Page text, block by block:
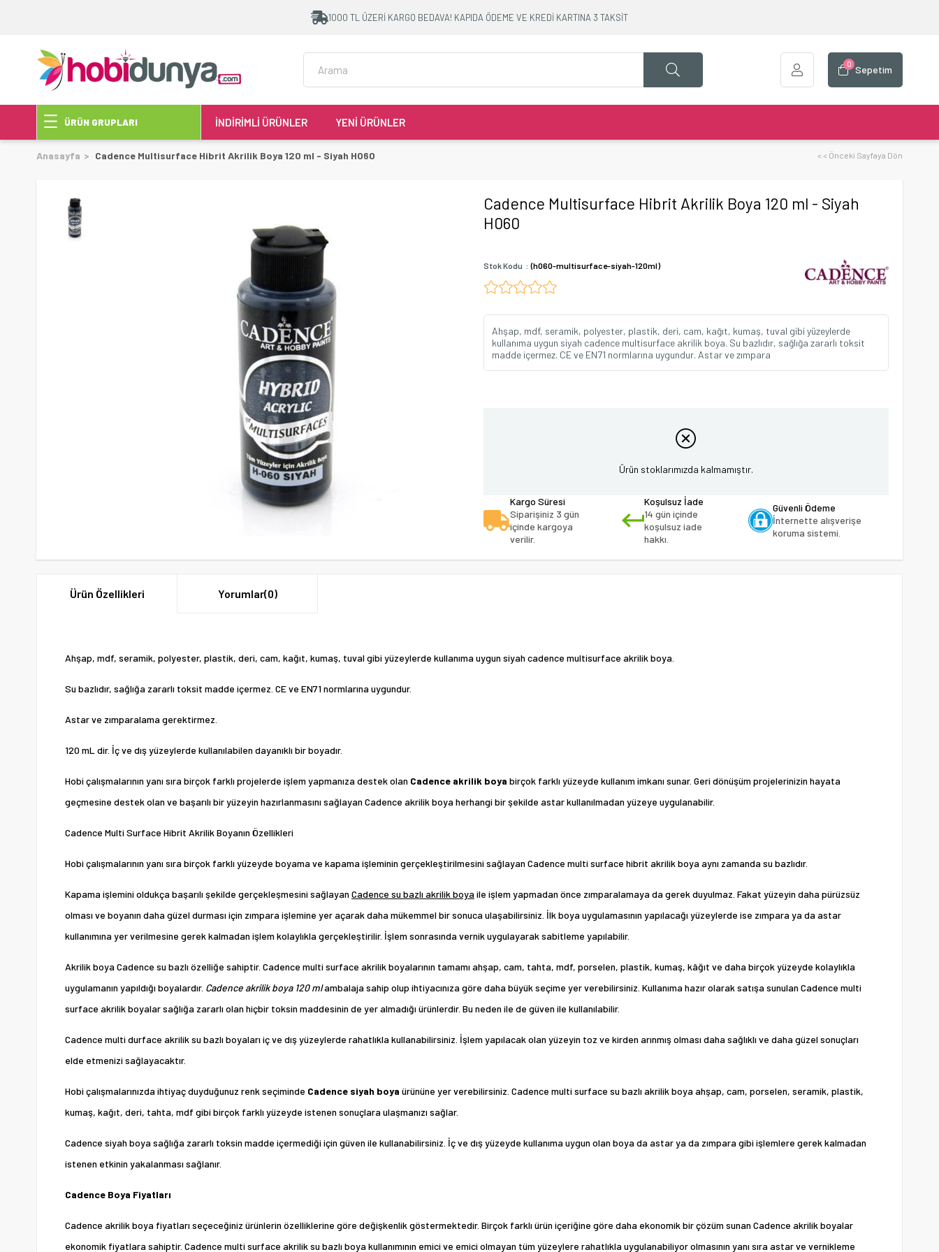
1000 TL ÜZERİ KARGO BEDAVA! KAPIDA ÖDEME VE KREDİ KARTINA 3 TAKSİT
Sepetim
0
ÜRÜN GRUPLARI İNDİRİMLİ ÜRÜNLER YENİ ÜRÜNLER
Anasayfa Cadence Multisurface Hibrit Akrilik Boya 120 ml - Siyah H060 < < Önceki Sayfaya Dön
Cadence Multisurface Hibrit Akrilik Boya 120 ml - Siyah
H060
Stok Kodu (h060-multisurface-siyah-120ml)
Ahşap, mdf, seramik, polyester, plastik, deri, cam, kağıt, kumaş, tuval gibi yüzeylerde
kullanıma uygun siyah cadence multisurface akrilik boya. Su bazlıdır, sağlığa zararlı toksit
madde içermez. CE ve EN71 normlarına uygundur. Astar ve zımpara
Ürün stoklarımızda kalmamıştır.
Kargo Süresi
Siparişiniz 3 gün
içinde kargoya
verilir.
Koşulsuz İade
14 gün içinde
koşulsuz iade
hakkı.
Güvenli Ödeme
İnternette alışverişe
koruma sistemi.
Ürün Özellikleri Yorumlar(0)
Ahşap, mdf, seramik, polyester, plastik, deri, cam, kağıt, kumaş, tuval gibi yüzeylerde kullanıma uygun siyah cadence multisurface akrilik boya.
Su bazlıdır, sağlığa zararlı toksit madde içermez. CE ve EN71 normlarına uygundur.
Astar ve zımparalama gerektirmez.
120 mL dir. İç ve dış yüzeylerde kullanılabilen dayanıklı bir boyadır.
Hobi çalışmalarının yanı sıra birçok farklı projelerde işlem yapmanıza destek olan Cadence akrilik boya birçok farklı yüzeyde kullanım imkanı sunar. Geri dönüşüm projelerinizin hayata
geçmesine destek olan ve başarılı bir yüzeyin hazırlanmasını sağlayan Cadence akrilik boya herhangi bir şekilde astar kullanılmadan yüzeye uygulanabilir.
Cadence Multi Surface Hibrit Akrilik Boyanın Özellikleri
Hobi çalışmalarının yanı sıra birçok farklı yüzeyde boyama ve kapama işleminin gerçekleştirilmesini sağlayan Cadence multi surface hibrit akrilik boya aynı zamanda su bazlıdır.
Kapama işlemini oldukça başarılı şekilde gerçekleşmesini sağlayan Cadence su bazlı akrilik boya ile işlem yapmadan önce zımparalamaya da gerek duyulmaz. Fakat yüzeyin daha pürüzsüz
olması ve boyanın daha güzel durması için zımpara işlemine yer açarak daha mükemmel bir sonuca ulaşabilirsiniz. İlk boya uygulamasının yapılacağı yüzeylerde ise zımpara ya da astar
kullanımına yer verilmesine gerek kalmadan işlem kolaylıkla gerçekleştirilir. İşlem sonrasında vernik uygulayarak sabitleme yapılabilir.
Akrilik boya Cadence su bazlı özelliğe sahiptir. Cadence multi surface akrilik boyalarının tamamı ahşap, cam, tahta, mdf, porselen, plastik, kumaş, kâğıt ve daha birçok yüzeyde kolaylıkla
uygulamanın yapıldığı boyalardır. Cadence akrilik boya 120 mlambalaja sahip olup ihtiyacınıza göre daha büyük seçime yer verebilirsiniz. Kullanıma hazır olarak satışa sunulan Cadence multi
surface akrilik boyalar sağlığa zararlı olan hiçbir toksin maddesinin de yer almadığı ürünlerdir. Bu neden ile de güven ile kullanılabilir.
Cadence multi durface akrilik su bazlı boyaları iç ve dış yüzeylerde rahatlıkla kullanabilirsiniz. İşlem yapılacak olan yüzeyin toz ve kirden arınmış olması daha sağlıklı ve daha güzel sonuçları
elde etmenizi sağlayacaktır.
Hobi çalışmalarınızda ihtiyaç duyduğunuz renk seçiminde Cadence siyah boya ürününe yer verebilirsiniz. Cadence multi surface su bazlı akrilik boya ahşap, cam, porselen, seramik, plastik,
kumaş, kağıt, deri, tahta, mdf gibi birçok farklı yüzeyde istenen sonuçlara ulaşmanızı sağlar.
Cadence siyah boya sağlığa zararlı toksin madde içermediği için güven ile kullanabilirsiniz. İç ve dış yüzeyde kullanıma uygun olan boya da astar ya da zımpara gibi işlemlere gerek kalmadan
istenen etkinin yakalanması sağlanır.
Cadence Boya Fiyatları
Cadence akrilik boya fiyatları seçeceğiniz ürünlerin özelliklerine göre değişkenlik göstermektedir. Birçok farklı ürün içeriğine göre daha ekonomik bir çözüm sunan Cadence akrilik boyalar
ekonomik fiyatlara sahiptir. Cadence multi surface akrilik su bazlı boya kullanımının emici ve emici olmayan tüm yüzeylere rahatlıkla uygulanabiliyor olmasının yanı sıra astar ve vernikleme